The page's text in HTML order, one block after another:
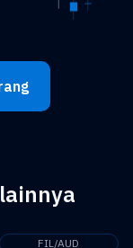
FIL/AUD